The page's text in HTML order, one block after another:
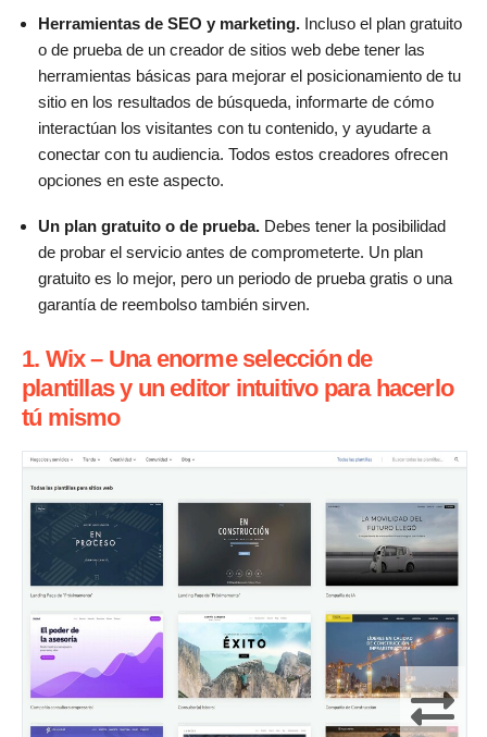
Herramientas de SEO y marketing. Incluso el plan gratuito
o de prueba de un creador de sitios web debe tener las
herramientas básicas para mejorar el posicionamiento de tu
sitio en los resultados de búsqueda, informarte de cómo
interactúan los visitantes con tu contenido, y ayudarte a
conectar con tu audiencia. Todos estos creadores ofrecen
opciones en este aspecto.
Un plan gratuito o de prueba. Debes tener la posibilidad
de probar el servicio antes de comprometerte. Un plan
gratuito es lo mejor, pero un periodo de prueba gratis o una
garantía de reembolso también sirven.
1. Wix – Una enorme selección de
plantillas y un editor intuitivo para hacerlo
tú mismo